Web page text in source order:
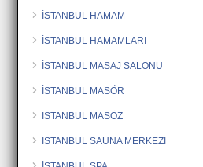
İSTANBUL HAMAM
İSTANBUL HAMAMLARI
İSTANBUL MASAJ SALONU
İSTANBUL MASÖR
İSTANBUL MASÖZ
İSTANBUL SAUNA MERKEZİ